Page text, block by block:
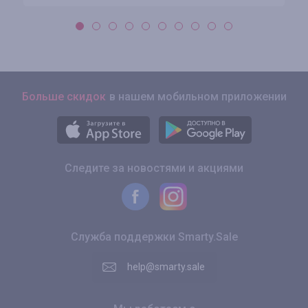
Больше скидок в нашем мобильном приложении
Следите за новостями и акциями
Служба поддержки Smarty.Sale
help@smarty.sale